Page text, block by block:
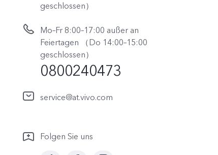
geschlossen）
Mo–Fr 8:00–17:00 außer an
Feiertagen （Do 14:00–15:00
geschlossen）
0800240473
service@at.vivo.com
Folgen Sie uns